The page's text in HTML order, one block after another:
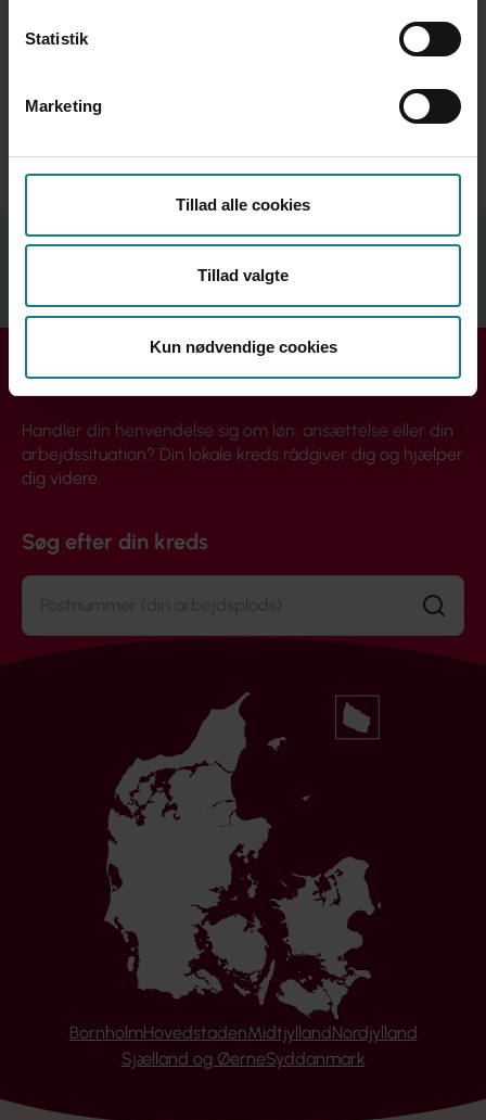
Statistik
Marketing
Tillad alle cookies
Tillad valgte
Kun nødvendige cookies
PsykologCentret
Se mere
Få hjælp i din kreds
Handler din henvendelse sig om løn, ansættelse eller din
arbejdssituation? Din lokale kreds rådgiver dig og hjælper
dig videre.
Søg efter din kreds
Søg
BornholmHovedstadenMidtjyllandNordjylland
Sjælland og ØerneSyddanmark